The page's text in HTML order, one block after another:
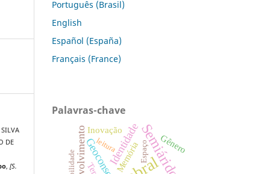
SILVA
DE
,[S.
Português (Brasil)
English
Español (España)
Français (France)
Palavras-chave
Semiárido
Identidade Gênero
Inovação
Memória
leitura Espaço